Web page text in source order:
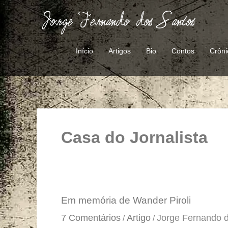
Ir
para
conteúdo
Início Artigos Bio Contos
Casa do Jornalista
Em memória de Wander Piroli
7 Comentários /Artigo /Jorge Fernando
Em
de